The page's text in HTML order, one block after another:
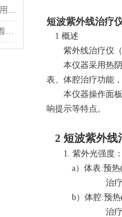
TCF-2000III型紫外线治疗仪临床应用及原理
紫外线治疗仪对于促进伤口愈合有着重要作用
短波紫外线治疗
1 概述
紫外线治疗仪
本仪器采用热
表、体腔治疗功能
本仪器操作面
响提示等特点。
2 短波紫外线
1. 紫外光强度
a）体表:预
治疗
b）体腔:预
治